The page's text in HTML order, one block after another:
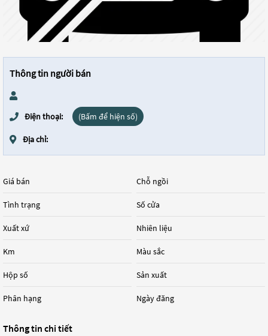
Thông tin người bán
Điện thoại: (Bấm để hiện số)
Địa chỉ:
Giá bán
Tình trạng
Xuất xứ
Km
Hộp số
Phân hạng
Chỗ ngồi
Số cửa
Nhiên liệu
Màu sắc
Sản xuất
Ngày đăng
Thông tin chi tiết